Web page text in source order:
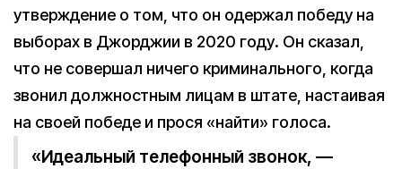
утверждение о том, что он одержал победу на
выборах в Джорджии в 2020 году. Он сказал,
что не совершал ничего криминального, когда
звонил должностным лицам в штате, настаивая
на своей победе и прося «найти» голоса.
«Идеальный телефонный звонок, —